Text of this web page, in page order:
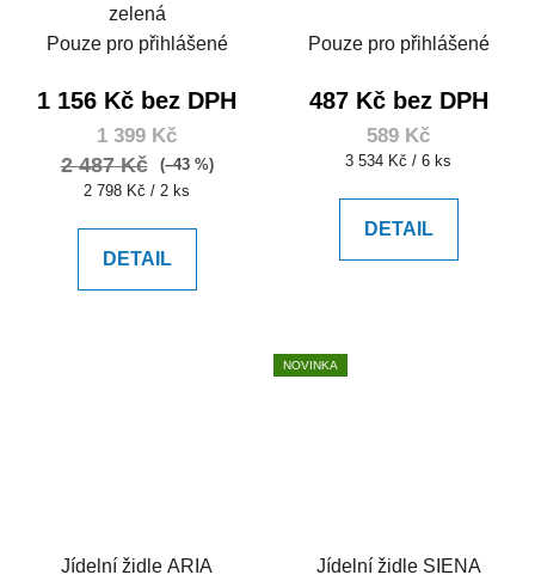
zelená
Pouze pro přihlášené
1 156 Kč bez DPH
1 399 Kč
2 487 Kč
(–43 %)
Měrná
2 798 Kč / 2 ks
DETAIL
Pouze pro přihlášené
487 Kč bez DPH
589 Kč
Měrná
3 534 Kč / 6 ks
DETAIL
Jídelní židle ARIA
NOVINKA
Jídelní židle SIENA